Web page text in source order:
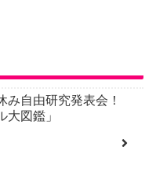
み自由研究発表会！
大図鑑」